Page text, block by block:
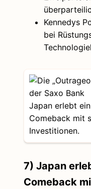
Kennedys
bei
Japan erlebt
Comeback mit
Investitionen.
7) Japan
Comeback